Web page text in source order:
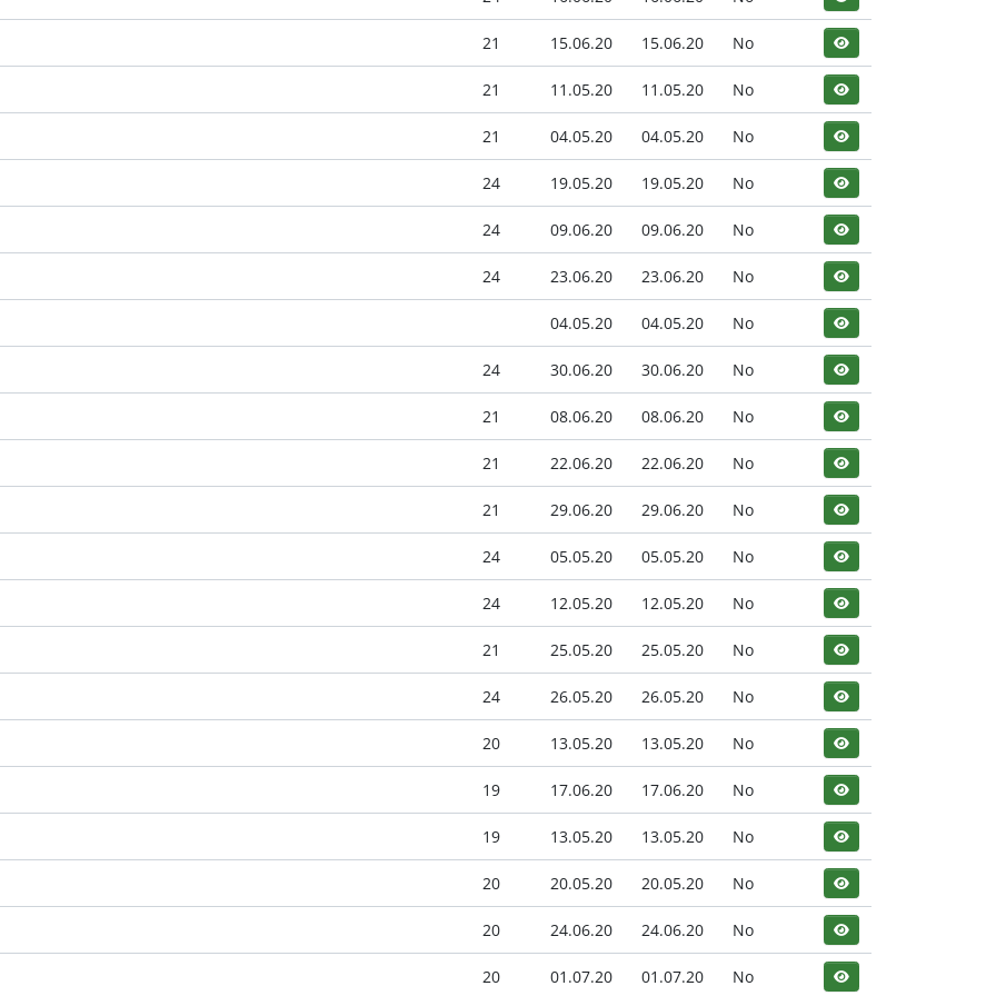
21 15.06.20 15.06.20 No
21 11.05.20 11.05.20 No
21 04.05.20 04.05.20 No
24 19.05.20 19.05.20 No
24 09.06.20 09.06.20 No
24 23.06.20 23.06.20 No
04.05.20 04.05.20 No
24 30.06.20 30.06.20 No
21 08.06.20 08.06.20 No
21 22.06.20 22.06.20 No
21 29.06.20 29.06.20 No
24 05.05.20 05.05.20 No
24 12.05.20 12.05.20 No
21 25.05.20 25.05.20 No
24 26.05.20 26.05.20 No
20 13.05.20 13.05.20 No
19 17.06.20 17.06.20 No
19 13.05.20 13.05.20 No
20 20.05.20 20.05.20 No
20 24.06.20 24.06.20 No
20 01.07.20 01.07.20 No